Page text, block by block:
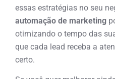
essas estratégias no seu
automação de marketing
otimizando o tempo das
que cada lead receba a
certo.